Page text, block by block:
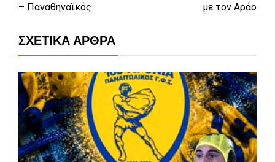
– Παναθηναϊκός με τον Αράο
ΣΧΕΤΙΚΆ ΆΡΘΡΑ